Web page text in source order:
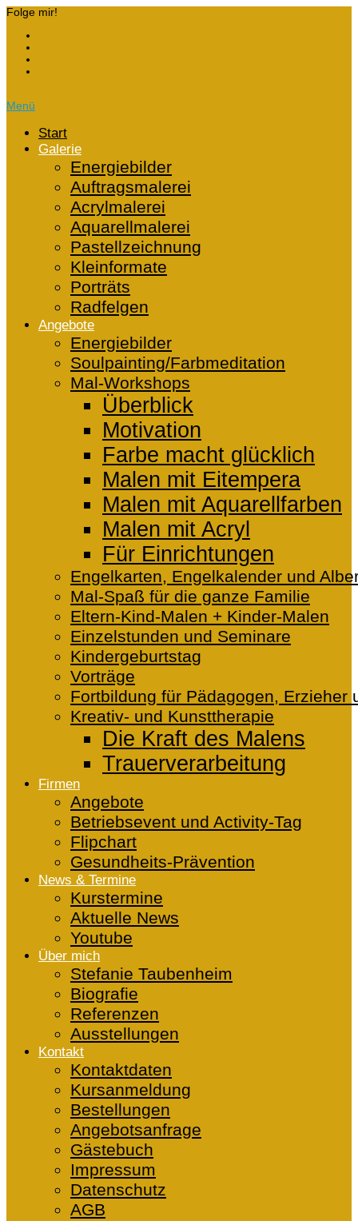
Folge mir!
Menü
Start
Galerie
Energiebilder
Auftragsmalerei
Acrylmalerei
Aquarellmalerei
Pastellzeichnung
Kleinformate
Porträts
Radfelgen
Angebote
Energiebilder
Soulpainting/Farbmeditation
Mal-Workshops
Überblick
Motivation
Farbe macht glücklich
Malen mit Eitempera
Malen mit Aquarellfarben
Malen mit Acryl
Für Einrichtungen
Engelkarten, Engelkalender und
Mal-Spaß für die ganze Familie
Eltern-Kind-Malen + Kinder-Malen
Einzelstunden und Seminare
Kindergeburtstag
Vorträge
Fortbildung für Pädagogen, Erzieher
Kreativ- und Kunsttherapie
Die Kraft des Malens
Trauerverarbeitung
Firmen
Angebote
Betriebsevent und Activity-Tag
Flipchart
Gesundheits-Prävention
News & Termine
Kurstermine
Aktuelle News
Youtube
Über mich
Stefanie Taubenheim
Biografie
Referenzen
Ausstellungen
Kontakt
Kontaktdaten
Kursanmeldung
Bestellungen
Angebotsanfrage
Gästebuch
Impressum
Datenschutz
AGB